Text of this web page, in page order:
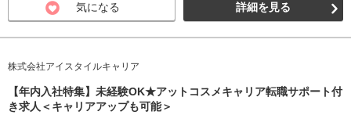
気になる 詳細を見る
株式会社アイスタイルキャリア
【年内入社特集】未経験OK★アットコスメキャリア転職サポート付
き求人＜キャリアアップも可能＞